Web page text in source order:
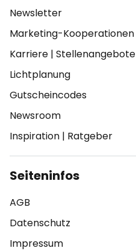
Newsletter
Marketing-Kooperationen
Karriere | Stellenangebote
Lichtplanung
Gutscheincodes
Newsroom
Inspiration | Ratgeber
Seiteninfos
AGB
Datenschutz
Impressum